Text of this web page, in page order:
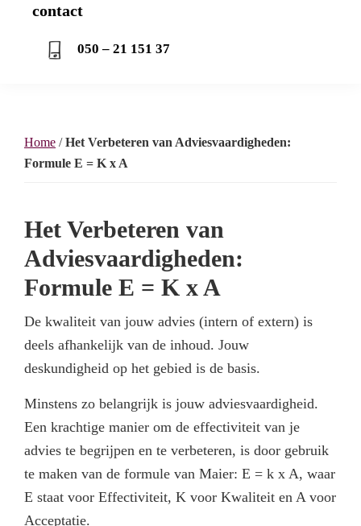
contact
050 – 21 151 37
Home /Het Verbeteren van Adviesvaardigheden:
Formule E = K x A
Het Verbeteren van
Adviesvaardigheden:
Formule E = K x A
De kwaliteit van jouw advies (intern of extern) is
deels afhankelijk van de inhoud. Jouw
deskundigheid op het gebied is de basis.
Minstens zo belangrijk is jouw adviesvaardigheid.
Een krachtige manier om de effectiviteit van je
advies te begrijpen en te verbeteren, is door gebruik
te maken van de formule van Maier: E = k x A, waar
E staat voor Effectiviteit, K voor Kwaliteit en A voor
Acceptatie.